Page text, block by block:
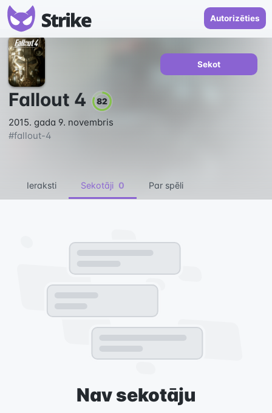
Autorizēties
Fallout 4 82
2015. gada 9. novembris
#fallout-4
Sekot
Ieraksti Sekotāji 0 Par spēli
Nav sekotāju